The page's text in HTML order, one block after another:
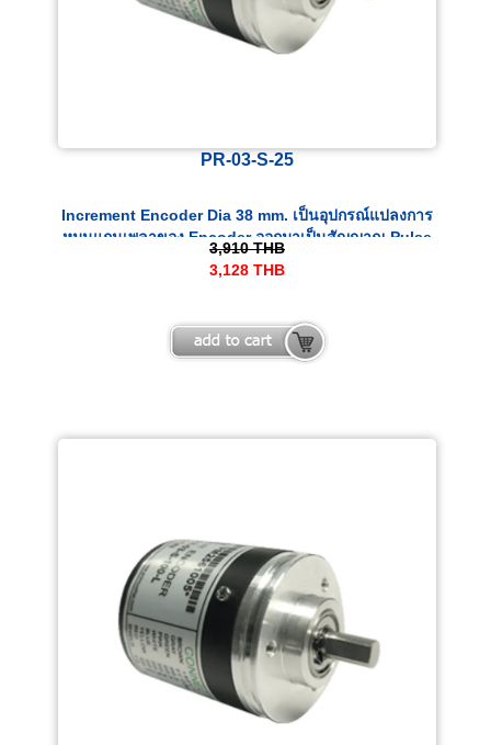
PR-03-S-25
Increment Encoder Dia 38 mm. เป็นอุปกรณ์แปลงการ
หมุนแกนเพลาของ Encoder ออกมาเป็นสัญญาณ Pulse
ทางไฟฟ้า
3,910 THB
3,128 THB